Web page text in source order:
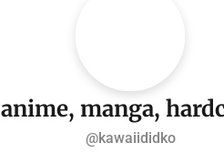
anime, manga,
@kawaiididko